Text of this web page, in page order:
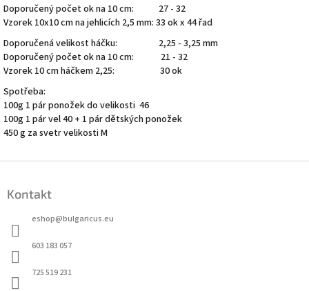
Doporučený počet ok na 10 cm: 27 - 32
Vzorek 10x10 cm na jehlicích 2,5 mm: 33 ok x 44 řad
Doporučená velikost háčku: 2,25 - 3,25 mm
Doporučený počet ok na 10 cm: 21 - 32
Vzorek 10 cm háčkem 2,25: 30 ok
Spotřeba:
100g 1 pár ponožek do velikosti 46
100g 1 pár vel 40 + 1 pár dětských ponožek
450 g za svetr velikosti M
Kontakt
eshop@bulgaricus.eu
603 183 057
725 519 231